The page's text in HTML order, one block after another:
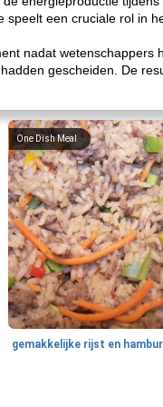
een cruciale rol in
nadat wetenschappers
gescheiden. De
One Dish Meal